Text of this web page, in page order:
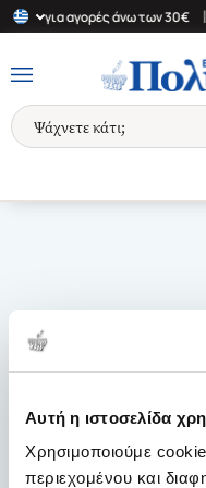
Αυτή η ιστοσελίδα
Χρησιμοποιούμε
περιεχομένου και
για αγορές άνω των 30€